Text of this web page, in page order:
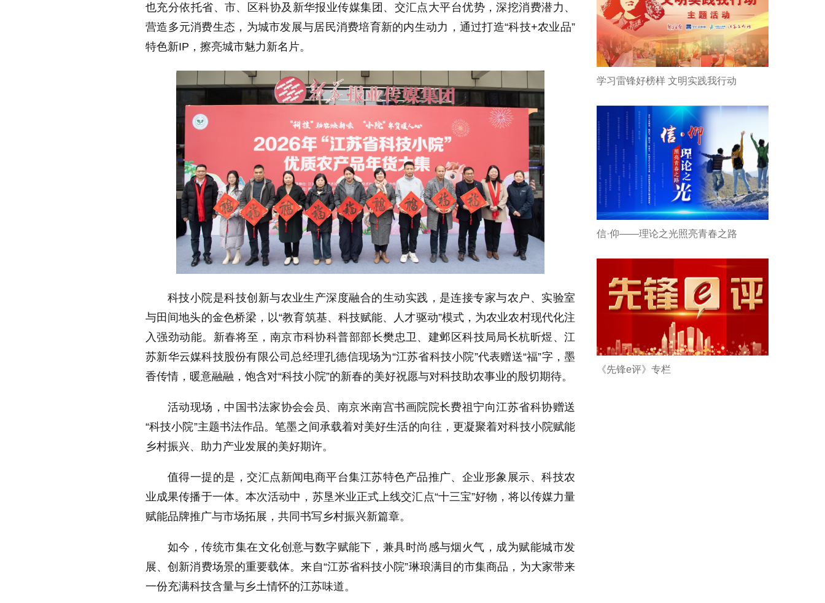
也充分依托省、市、区科协及新华报业传媒集团、交汇点大平台优势，深挖消费潜力、
营造多元消费生态，为城市发展与居民消费培育新的内生动力，通过打造“科技+农业品”
特色新IP，擦亮城市魅力新名片。
科技小院是科技创新与农业生产深度融合的生动实践，是连接专家与农户、实验室
与田间地头的金色桥梁，以“教育筑基、科技赋能、人才驱动”模式，为农业农村现代化注
入强劲动能。新春将至，南京市科协科普部部长樊忠卫、建邺区科技局局长杭昕煜、江
苏新华云媒科技股份有限公司总经理孔德信现场为“江苏省科技小院”代表赠送“福”字，墨
香传情，暖意融融，饱含对“科技小院”的新春的美好祝愿与对科技助农事业的殷切期待。
活动现场，中国书法家协会会员、南京米南宫书画院院长费祖宁向江苏省科协赠送
“科技小院”主题书法作品。笔墨之间承载着对美好生活的向往，更凝聚着对科技小院赋能
乡村振兴、助力产业发展的美好期许。
值得一提的是，交汇点新闻电商平台集江苏特色产品推广、企业形象展示、科技农
业成果传播于一体。本次活动中，苏垦米业正式上线交汇点“十三宝”好物，将以传媒力量
赋能品牌推广与市场拓展，共同书写乡村振兴新篇章。
如今，传统市集在文化创意与数字赋能下，兼具时尚感与烟火气，成为赋能城市发
展、创新消费场景的重要载体。来自“江苏省科技小院”琳琅满目的市集商品，为大家带来
一份充满科技含量与乡土情怀的江苏味道。
学习雷锋好榜样 文明实践我行动
信·仰——理论之光照亮青春之路
《先锋e评》专栏